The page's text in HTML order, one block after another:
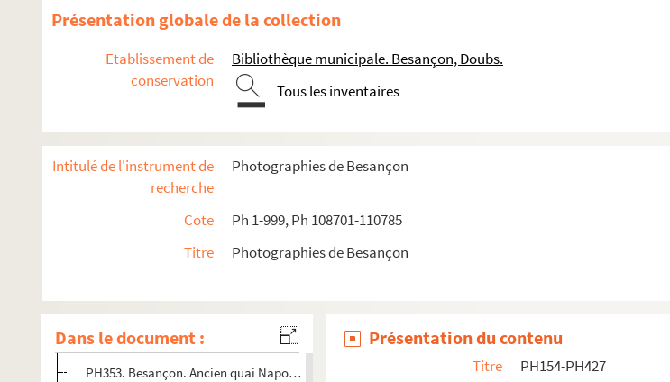
Présentation globale de la collection
Etablissement de
conservation
Bibliothèque municipale. Besançon, Doubs.
Tous les inventaires
Intitulé de l'instrument de
recherche
Photographies de Besançon
Cote
Ph 1-999, Ph 108701-110785
Titre
Photographies de Besançon
Dans le document :
PH342-9. Besançon.Passerelle Denfert-Rochereau, 1944
PH342-11. Besançon. Pont Bregille en 1944
PH343. Epeugney (Doubs). Scènes de la Libération, septembre 1944
PH345. Epeugney (Doubs). Scènes de la Libération, septembre 1944
PH346. Epeugney (Doubs). Scènes de la Libération, septembre 1944
PH348. Epeugney (Doubs). Scènes de la Libération, septembre 1944
PH349. Epeugney (Doubs). Scènes de la Libération, septembre 1944
PH351. Scènes militaires d'aérostation dans le Doubs, 1930 ? - Ballon dirigeable, véhicules et militaires
PH352. Scènes militaires d'aérostation dans le Doubs, 1930 ? - Militaires
PH353. Besançon. Ancien quai Napoléon [actuel quai de Strasbourg], jusqu'à la tour de la Pelote
Présentation du contenu
Titre PH154-PH427